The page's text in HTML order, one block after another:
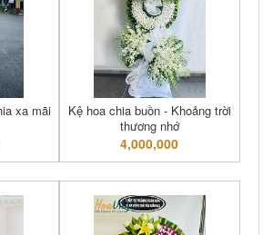
xa mãi
Kệ hoa chia buồn - Khoảng trời
thương nhớ
4,000,000